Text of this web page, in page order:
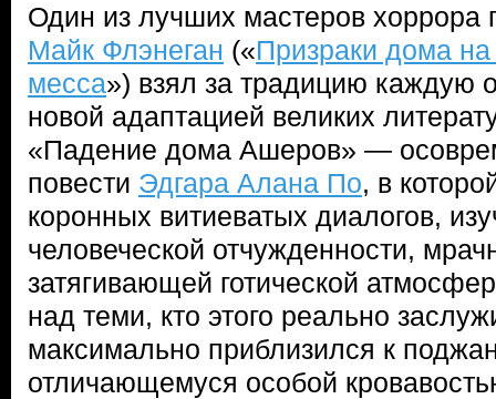
Один из лучших мастеров хоррора
Майк Флэнеган («Призраки дома
месса») взял за традицию каждую
новой адаптацией великих
«Падение дома Ашеров» —
повести Эдгара Алана По, в
коронных витиеватых диалогов,
человеческой отчужденности,
затягивающей готической
над теми, кто этого реально
максимально приблизился к
отличающемуся особой